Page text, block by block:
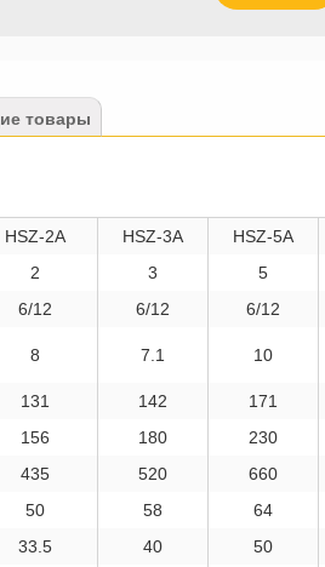
товары
HSZ-2A HSZ-3A
HSZ-5A
2 3
5
6/12 6/12
6/12
8 7.1 10
131 142
171
156 180
230
435 520
660
50 58
64
33.5 40
50